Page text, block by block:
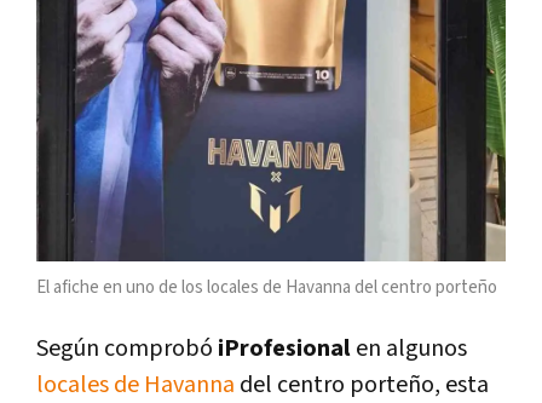
El afiche en uno de los locales de Havanna del centro porteño
Según comprobó iProfesionalen algunos
locales de Havanna del centro porteño, esta